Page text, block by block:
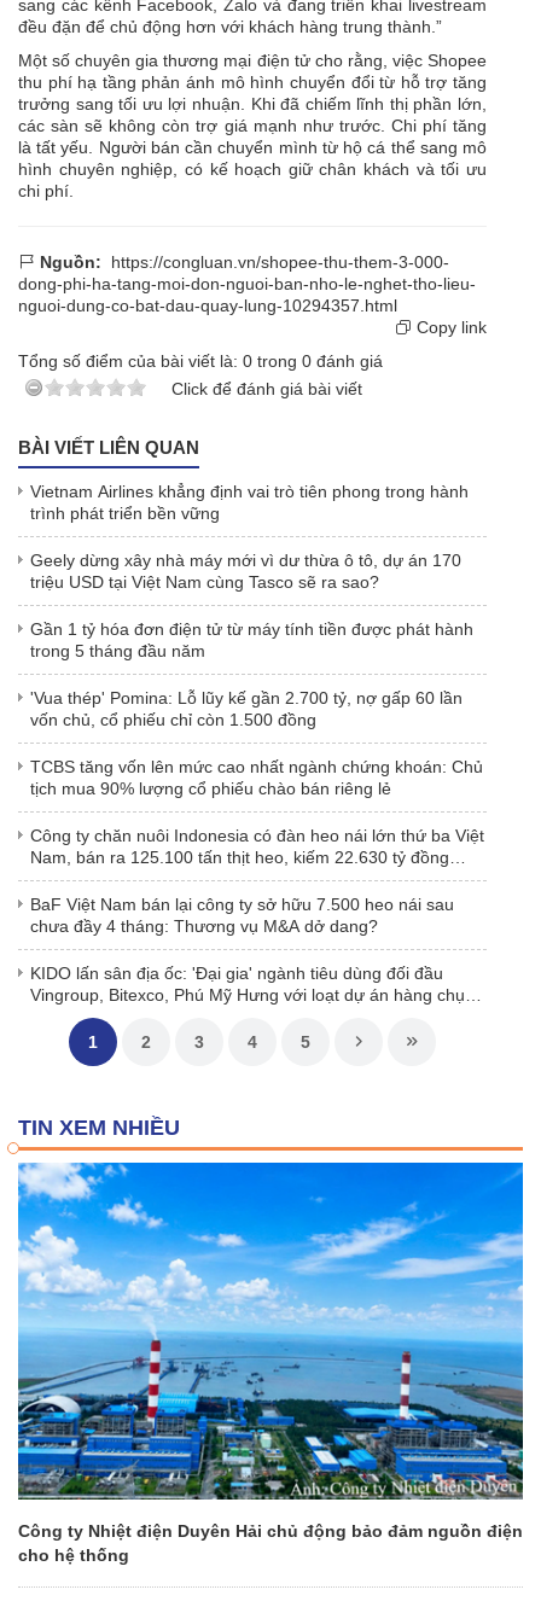
sang các kênh Facebook, Zalo và đang triển khai livestream
đều đặn để chủ động hơn với khách hàng trung thành.”
Một số chuyên gia thương mại điện tử cho rằng, việc Shopee
thu phí hạ tầng phản ánh mô hình chuyển đổi từ hỗ trợ tăng
trưởng sang tối ưu lợi nhuận. Khi đã chiếm lĩnh thị phần lớn,
các sàn sẽ không còn trợ giá mạnh như trước. Chi phí tăng
là tất yếu. Người bán cần chuyển mình từ hộ cá thể sang mô
hình chuyên nghiệp, có kế hoạch giữ chân khách và tối ưu
chi phí.
Nguồn:
https://congluan.vn/shopee-thu-them-3-000-
dong-phi-ha-tang-moi-don-nguoi-ban-nho-le-nghet-tho-lieu-
nguoi-dung-co-bat-dau-quay-lung-10294357.html
Copy link
Tổng số điểm của bài viết là: 0 trong 0 đánh giá
Click để đánh giá bài viết
BÀI VIẾT LIÊN QUAN
Vietnam Airlines khẳng định vai trò tiên phong trong hành
trình phát triển bền vững
Geely dừng xây nhà máy mới vì dư thừa ô tô, dự án 170
triệu USD tại Việt Nam cùng Tasco sẽ ra sao?
Gần 1 tỷ hóa đơn điện tử từ máy tính tiền được phát hành
trong 5 tháng đầu năm
'Vua thép' Pomina: Lỗ lũy kế gần 2.700 tỷ, nợ gấp 60 lần
vốn chủ, cổ phiếu chỉ còn 1.500 đồng
TCBS tăng vốn lên mức cao nhất ngành chứng khoán: Chủ
tịch mua 90% lượng cổ phiếu chào bán riêng lẻ
Công ty chăn nuôi Indonesia có đàn heo nái lớn thứ ba Việt
Nam, bán ra 125.100 tấn thịt heo, kiếm 22.630 tỷ đồng
trong năm 2024
BaF Việt Nam bán lại công ty sở hữu 7.500 heo nái sau
chưa đầy 4 tháng: Thương vụ M&A dở dang?
KIDO lấn sân địa ốc: 'Đại gia' ngành tiêu dùng đối đầu
Vingroup, Bitexco, Phú Mỹ Hưng với loạt dự án hàng chục
nghìn tỷ đồng
1
2 3 4 5
TIN XEM NHIỀU
Công ty Nhiệt điện Duyên Hải chủ động bảo đảm nguồn điện
cho hệ thống